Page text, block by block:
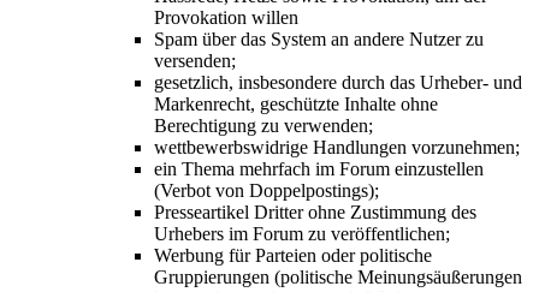
Provokation willen
Spam über das System an andere Nutzer zu
versenden;
gesetzlich, insbesondere durch das Urheber- und
Markenrecht, geschützte Inhalte ohne
Berechtigung zu verwenden;
wettbewerbswidrige Handlungen vorzunehmen;
ein Thema mehrfach im Forum einzustellen
(Verbot von Doppelpostings);
Presseartikel Dritter ohne Zustimmung des
Urhebers im Forum zu veröffentlichen;
Werbung für Parteien oder politische
Gruppierungen (politische Meinungsäußerungen